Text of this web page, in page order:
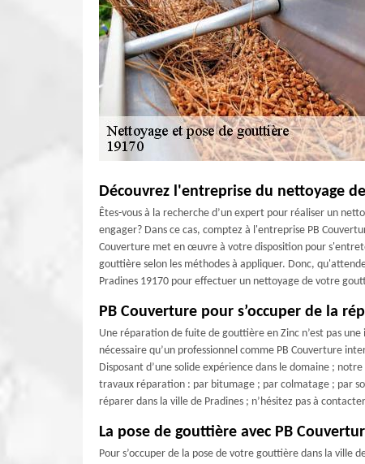
Découvrez l'entreprise du nettoyage
Êtes-vous à la recherche d’un expert pour réaliser un
engager? Dans ce cas, comptez à l'entreprise PB
Couverture met en œuvre à votre disposition pour
gouttière selon les méthodes à appliquer. Donc,
Pradines 19170 pour effectuer un nettoyage de votre
PB Couverture pour s’occuper de la
Une réparation de fuite de gouttière en Zinc n’est pas
nécessaire qu’un professionnel comme PB Couverture
Disposant d’une solide expérience dans le domaine ;
travaux réparation : par bitumage ; par colmatage ; par
réparer dans la ville de Pradines ; n’hésitez pas à
La pose de gouttière avec PB
Pour s’occuper de la pose de votre gouttière dans la ville